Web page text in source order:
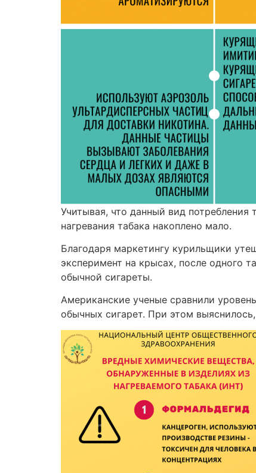
Учитывая, что данный вид потребления
нагревания табака накоплено мало.
Благодаря маркетингу курильщики
эксперимент на крысах, после одного
обычной сигареты.
Американские ученые сравнили
обычных сигарет. При этом